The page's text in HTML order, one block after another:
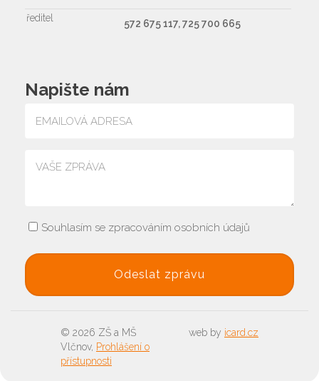
ředitel 572 675 117, 725 700 665
Napište nám
Souhlasím se zpracováním osobních údajů
© 2026 ZŠ a MŠ
Vlčnov, Prohlášení o
přístupnosti
web by icard.cz